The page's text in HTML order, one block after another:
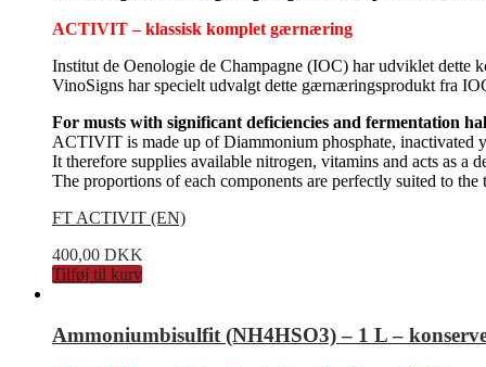
ACTIVIT –klassisk komplet gærnæring
Institut de Oenologie de Champagne (IOC) har udviklet
VinoSigns har specielt udvalgt dette gærnæringsprodukt fra
For musts with significant deficiencies and fermentation
ACTIVIT is made up of Diammonium phosphate, inactivated
It therefore supplies available nitrogen, vitamins and acts as a
The proportions of each components are perfectly suited to
FT ACTIVIT (EN)
400,00 DKK
Tilføj til kurv
Ammoniumbisulfit (NH4HSO3) – 1 L –